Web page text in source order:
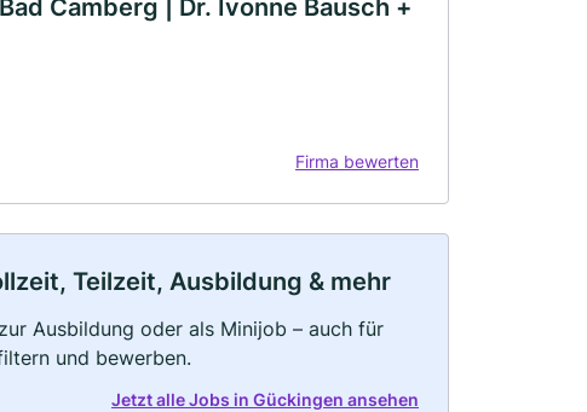
Camberg | Dr. Ivonne Bausch +
Firma bewerten
Teilzeit, Ausbildung & mehr
Ausbildung oder als Minijob – auch für
und bewerben.
Jetzt alle Jobs in Gückingen ansehen